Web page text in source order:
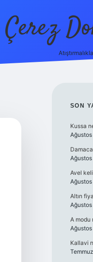
Çerez
SON
Kussa
Avel
Altın
A modu
Kallavi